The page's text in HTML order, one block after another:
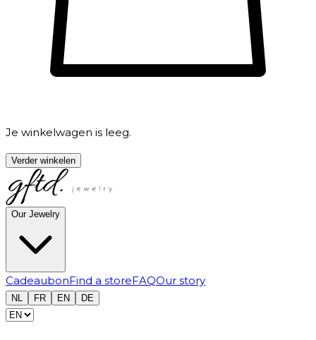
Je winkelwagen is leeg.
Verder winkelen
Our Jewelry
CadeaubonFind a storeFAQOur story
NL FR EN DE